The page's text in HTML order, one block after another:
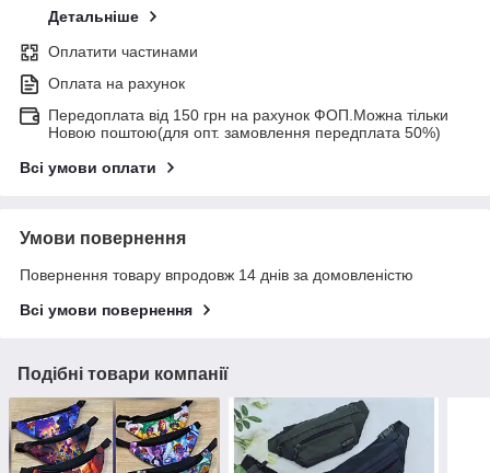
Детальніше
Оплатити частинами
Оплата на рахунок
Передоплата від 150 грн на рахунок ФОП.Можна тільки
Новою поштою(для опт. замовлення передплата 50%)
Всі умови оплати
Умови повернення
Повернення товару впродовж 14 днів за домовленістю
Всі умови повернення
Подібні товари компанії